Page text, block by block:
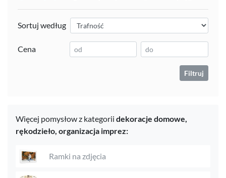
Sortuj według
Cena
Filtruj
Więcej pomysłow z kategorii dekoracje domowe,
rękodzieło, organizacja imprez:
Ramki na zdjęcia